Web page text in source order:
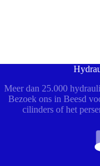
Meer dan 25.000
Bezoek ons in Beesd
cilinders of het